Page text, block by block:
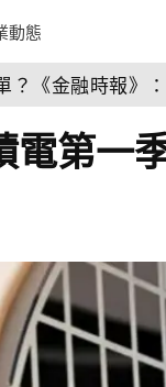
動態
？《金融時報》
電第